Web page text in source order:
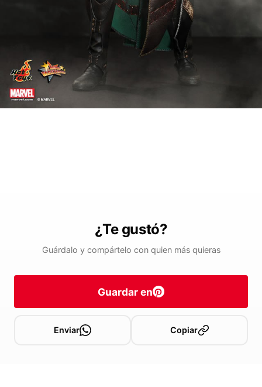
¿Te gustó?
Guárdalo y compártelo con quien más quieras
Guardar en
Enviar Copiar